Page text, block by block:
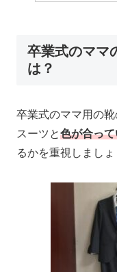
卒業式のママ
は？
卒業式のママ用の
スーツと色が合っ
るかを重視しましょ